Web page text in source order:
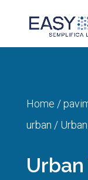
Home /
urban /
Urban